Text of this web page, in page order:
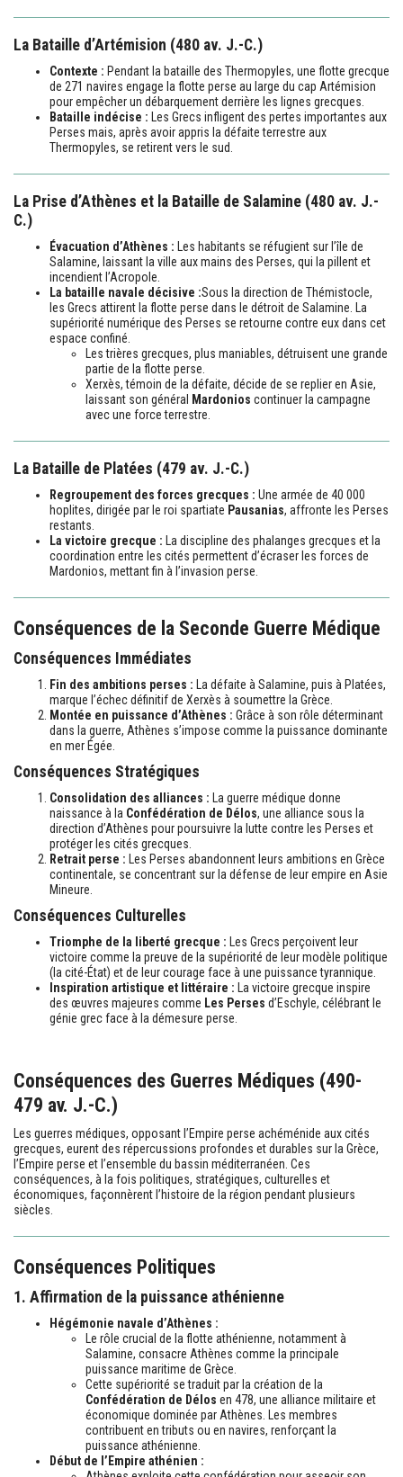
La Bataille d’Artémision (480 av. J.-C.)
Contexte : Pendant la bataille des Thermopyles, une flotte grecque
de 271 navires engage la flotte perse au large du cap Artémision
pour empêcher un débarquement derrière les lignes grecques.
Bataille indécise : Les Grecs infligent des pertes importantes aux
Perses mais, après avoir appris la défaite terrestre aux
Thermopyles, se retirent vers le sud.
La Prise d’Athènes et la Bataille de Salamine (480 av. J.-
C.)
Évacuation d’Athènes : Les habitants se réfugient sur l’île de
Salamine, laissant la ville aux mains des Perses, qui la pillent et
incendient l’Acropole.
La bataille navale décisive :Sous la direction de Thémistocle,
les Grecs attirent la flotte perse dans le détroit de Salamine. La
supériorité numérique des Perses se retourne contre eux dans cet
espace confiné.
Les trières grecques, plus maniables, détruisent une grande
partie de la flotte perse.
Xerxès, témoin de la défaite, décide de se replier en Asie,
laissant son général Mardonios continuer la campagne
avec une force terrestre.
La Bataille de Platées (479 av. J.-C.)
Regroupement des forces grecques : Une armée de 40 000
hoplites, dirigée par le roi spartiate Pausanias, affronte les Perses
restants.
La victoire grecque : La discipline des phalanges grecques et la
coordination entre les cités permettent d’écraser les forces de
Mardonios, mettant fin à l’invasion perse.
Conséquences de la Seconde Guerre Médique
Conséquences Immédiates
Fin des ambitions perses : La défaite à Salamine, puis à Platées,
marque l’échec définitif de Xerxès à soumettre la Grèce.
Montée en puissance d’Athènes : Grâce à son rôle déterminant
dans la guerre, Athènes s’impose comme la puissance dominante
en mer Égée.
Conséquences Stratégiques
Consolidation des alliances : La guerre médique donne
naissance à la Confédération de Délos, une alliance sous la
direction d’Athènes pour poursuivre la lutte contre les Perses et
protéger les cités grecques.
Retrait perse : Les Perses abandonnent leurs ambitions en Grèce
continentale, se concentrant sur la défense de leur empire en Asie
Mineure.
Conséquences Culturelles
Triomphe de la liberté grecque : Les Grecs perçoivent leur
victoire comme la preuve de la supériorité de leur modèle politique
(la cité-État) et de leur courage face à une puissance tyrannique.
Inspiration artistique et littéraire : La victoire grecque inspire
des œuvres majeures comme Les Perses d’Eschyle, célébrant le
génie grec face à la démesure perse.
Conséquences des Guerres Médiques (490-
479 av. J.-C.)
Les guerres médiques, opposant l’Empire perse achéménide aux cités
grecques, eurent des répercussions profondes et durables sur la Grèce,
l’Empire perse et l’ensemble du bassin méditerranéen. Ces
conséquences, à la fois politiques, stratégiques, culturelles et
économiques, façonnèrent l’histoire de la région pendant plusieurs
siècles.
Conséquences Politiques
1. Affirmation de la puissance athénienne
Hégémonie navale d’Athènes :
Le rôle crucial de la flotte athénienne, notamment à
Salamine, consacre Athènes comme la principale
puissance maritime de Grèce.
Cette supériorité se traduit par la création de la
Confédération de Délos en 478, une alliance militaire et
économique dominée par Athènes. Les membres
contribuent en tributs ou en navires, renforçant la
puissance athénienne.
Début de l’Empire athénien :